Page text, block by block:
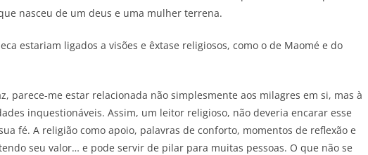
nasceu de um deus e uma mulher terrena.
estariam ligados a visões e êxtase religiosos, como o de Maomé e do
parece-me estar relacionada não simplesmente aos milagres em si, mas à
inquestionáveis. Assim, um leitor religioso, não deveria encarar esse
fé. A religião como apoio, palavras de conforto, momentos de reflexão e
seu valor… e pode servir de pilar para muitas pessoas. O que não se